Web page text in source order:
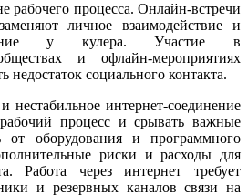
рабочего процесса. Онлайн-встречи
личное взаимодействие и
у кулера. Участие в
и офлайн-мероприятиях
недостаток социального контакта.
нестабильное интернет-соединение
процесс и срывать важные
от оборудования и программного
риски и расходы для
Работа через интернет требует
и резервных каналов связи на